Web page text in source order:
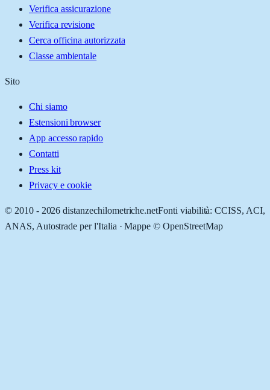
Verifica assicurazione
Verifica revisione
Cerca officina autorizzata
Classe ambientale
Sito
Chi siamo
Estensioni browser
App accesso rapido
Contatti
Press kit
Privacy e cookie
© 2010 - 2026 distanzechilometriche.netFonti viabilità: CCISS, ACI,
ANAS, Autostrade per l'Italia · Mappe © OpenStreetMap